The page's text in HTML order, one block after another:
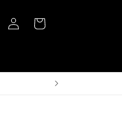
sesión
Carrito